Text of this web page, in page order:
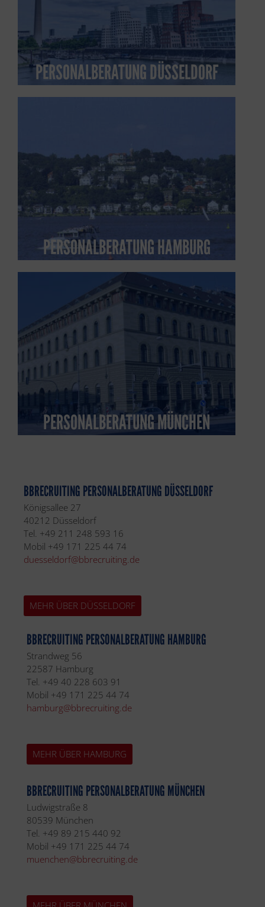
PERSONALBERATUNG DÜSSELDORF
PERSONALBERATUNG HAMBURG
PERSONALBERATUNG MÜNCHEN
BBRECRUITING PERSONALBERATUNG DÜSSELDORF
Königsallee 27
40212 Düsseldorf
Tel. +49 211 248 593 16
Mobil +49 171 225 44 74
duesseldorf@bbrecruiting.de
MEHR ÜBER DÜSSELDORF
BBRECRUITING PERSONALBERATUNG HAMBURG
Strandweg 56
22587 Hamburg
Tel. +49 40 228 603 91
Mobil +49 171 225 44 74
hamburg@bbrecruiting.de
MEHR ÜBER HAMBURG
BBRECRUITING PERSONALBERATUNG MÜNCHEN
Ludwigstraße 8
80539 München
Tel. +49 89 215 440 92
Mobil +49 171 225 44 74
muenchen@bbrecruiting.de